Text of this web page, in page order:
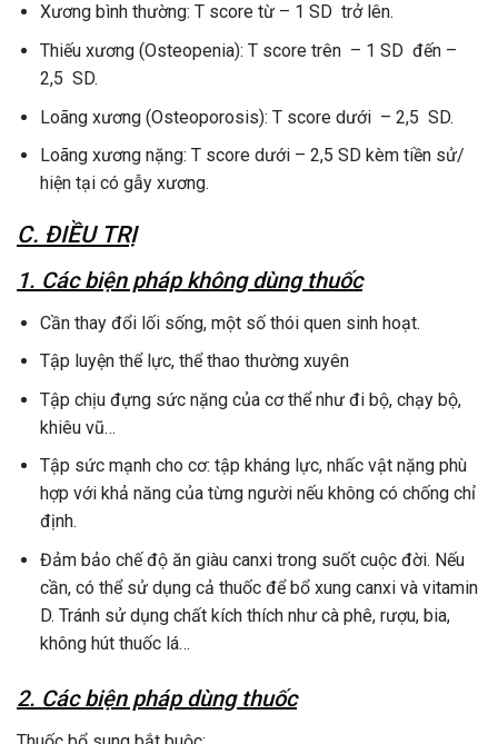
Xương bình thường: T score từ – 1 SD trở lên.
Thiếu xương (Osteopenia): T score trên – 1 SD đến –
2,5 SD.
Loãng xương (Osteoporosis): T score dưới – 2,5 SD.
Loãng xương nặng: T score dưới – 2,5 SD kèm tiền sử/
hiện tại có gẫy xương.
C. ĐIỀU TRỊ
1. Các biện pháp không dùng thuốc
Cần thay đổi lối sống, một số thói quen sinh hoạt.
Tập luyện thể lực, thể thao thường xuyên
Tập chịu đựng sức nặng của cơ thể như đi bộ, chạy bộ,
khiêu vũ…
Tập sức mạnh cho cơ: tập kháng lực, nhấc vật nặng phù
hợp với khả năng của từng người nếu không có chống chỉ
định.
Đảm bảo chế độ ăn giàu canxi trong suốt cuộc đời. Nếu
cần, có thể sử dụng cả thuốc để bổ xung canxi và vitamin
D. Tránh sử dụng chất kích thích như cà phê, rượu, bia,
không hút thuốc lá…
2. Các biện pháp dùng thuốc